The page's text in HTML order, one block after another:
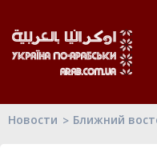
Новости Ближний